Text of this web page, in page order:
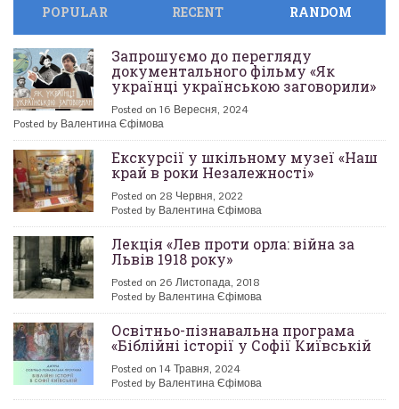
POPULAR RECENT RANDOM
Запрошуємо до перегляду
документального фільму «Як
українці українською заговорили»
Posted on 16 Вересня, 2024
Posted by Валентина Єфімова
Екскурсії у шкільному музеї «Наш
край в роки Незалежності»
Posted on 28 Червня, 2022
Posted by Валентина Єфімова
Лекція «Лев проти орла: війна за
Львів 1918 року»
Posted on 26 Листопада, 2018
Posted by Валентина Єфімова
Освітньо-пізнавальна програма
«Біблійні історії у Софії Київській
Posted on 14 Травня, 2024
Posted by Валентина Єфімова